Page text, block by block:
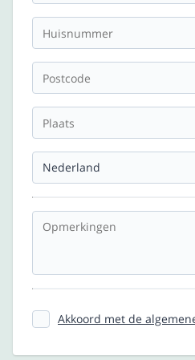
Akkoord met de